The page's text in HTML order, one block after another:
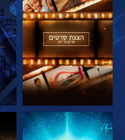
בדוק את הסדרה